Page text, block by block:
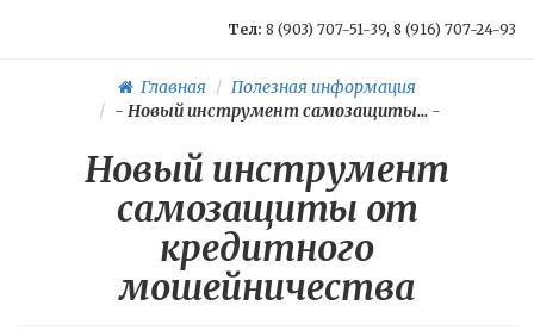
Тел: 8 (903) 707-51-39, 8 (916) 707-24-93
Главная
Полезная информация
- Новый инструмент самозащиты... -
Новый инструмент
самозащиты от
кредитного
мошейничества